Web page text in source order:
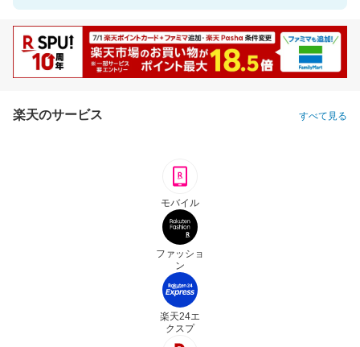
楽天のサービス すべて見る
モバイル
ファッショ
ン
楽天24エ
クスプ